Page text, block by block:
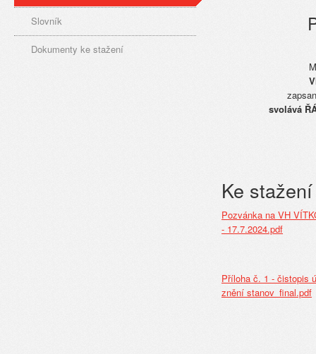
svolává
Ke stažení
Pozvánka na VH
- 17.7.2024.pdf
Příloha č. 1 - čistopis
znění stanov_final.pdf
Slovník
Dokumenty ke stažení